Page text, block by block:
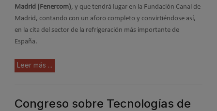
Madrid (Fenercom), y que tendrá lugar en la Fundación Canal de
Madrid, contando con un aforo completo y convirtiéndose así,
en la cita del sector de la refrigeración más importante de
España.
Leer más ...
Congreso sobre Tecnologías de